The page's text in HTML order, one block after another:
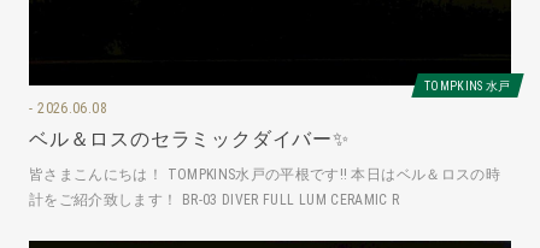
TOMPKINS 水戸
2026.06.08
ベル＆ロスのセラミックダイバー✨
皆さまこんにちは！ TOMPKINS水戸の平根です‼️ 本日はベル＆ロスの時
計をご紹介致します！ BR-03 DIVER FULL LUM CERAMIC R